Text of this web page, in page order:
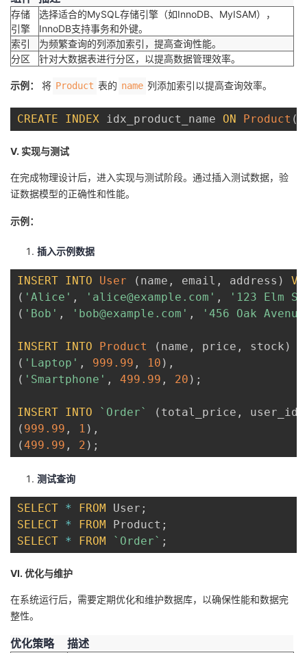
存储
引擎
选择适合的MySQL存储引擎（如InnoDB、MyISAM），
InnoDB支持事务和外键。
索引
为频繁查询的列添加索引，提高查询性能。
分区
针对大数据表进行分区，以提高数据管理效率。
示例： 将 Product 表的 name 列添加索引以提高查询效率。
CREATE INDEX idx_product_name ON Product (
V. 实现与测试
在完成物理设计后，进入实现与测试阶段。通过插入测试数据，验
证数据模型的正确性和性能。
示例：
插入示例数据
INSERT INTO User ( name , email , address )
( 'Alice' , 'alice@example.com' ,
'123 Elm
( 'Bob' , 'bob@example.com' ,
'456 Oak
INSERT INTO Product ( name , price , stock )
( 'Laptop' , 999.99 , 10 ) ,
( 'Smartphone' , 499.99 , 20 ) ;
INSERT INTO ` Order` ( total_price , user_id
( 999.99 , 1 ) ,
(499.99 , 2 ) ;
测试查询
SELECT * FROM User ;
SELECT * FROM Product ;
SELECT * FROM ` Order` ;
VI. 优化与维护
在系统运行后，需要定期优化和维护数据库，以确保性能和数据完
整性。
优化策略 描述